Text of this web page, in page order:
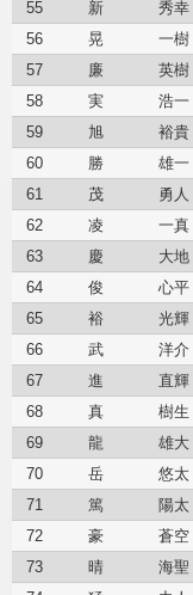
55
新 秀幸
56
晃 一樹
57
廉 英樹
58
実 浩一
59
旭 裕貴
60
勝 雄一
61
茂 勇人
62
凌 一真
63
慶 大地
64
俊 心平
65
裕 光輝
66
武 洋介
67
進 直輝
68
真 樹生
69
龍 雄大
70
岳 悠太
71
篤 陽太
72
豪 蒼空
73
晴 海聖